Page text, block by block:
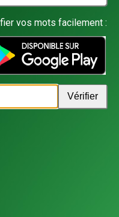
vos mots facilement :